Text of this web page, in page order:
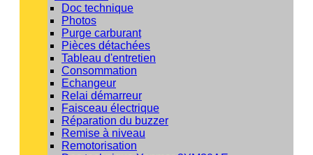
Doc technique
Photos
Purge carburant
Pièces détachées
Tableau d'entretien
Consommation
Echangeur
Relai démarreur
Faisceau électrique
Réparation du buzzer
Remise à niveau
Remotorisation